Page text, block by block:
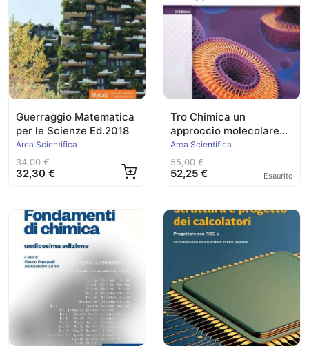
Guerraggio Matematica
per le Scienze Ed.2018
Area Scientifica
34,00 €
32,30 €
Tro Chimica un
approccio molecolare
Ed.2022
Area Scientifica
55,00 €
52,25 € Esaurito